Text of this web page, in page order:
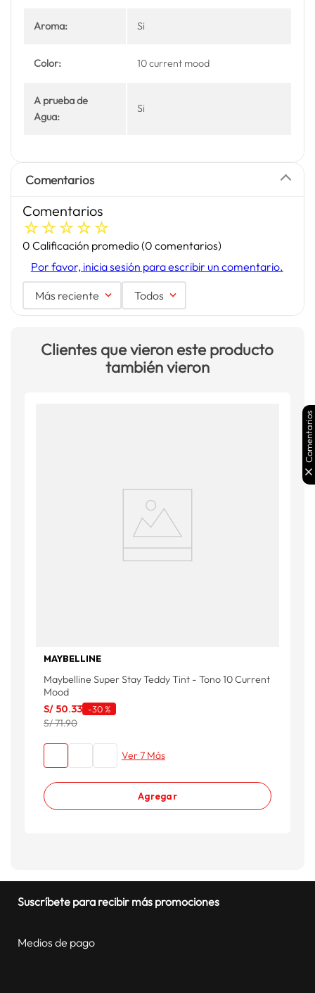
Aroma: Si
Color: 10 current mood
A prueba de
Agua:
Si
Comentarios
Comentarios
☆☆☆☆☆
0 Calificación promedio(0 comentarios)
Por favor, inicia sesión para escribir un comentario.
Más reciente Todos
Clientes que vieron este producto
también vieron
MAYBELLINE
Maybelline Super Stay Teddy Tint - Tono 10 Current
Mood
S/ 50.33 -30 %
S/ 71.90
Ver 7 Más
Agregar
Suscríbete para recibir más promociones
Medios de pago
Comentarios